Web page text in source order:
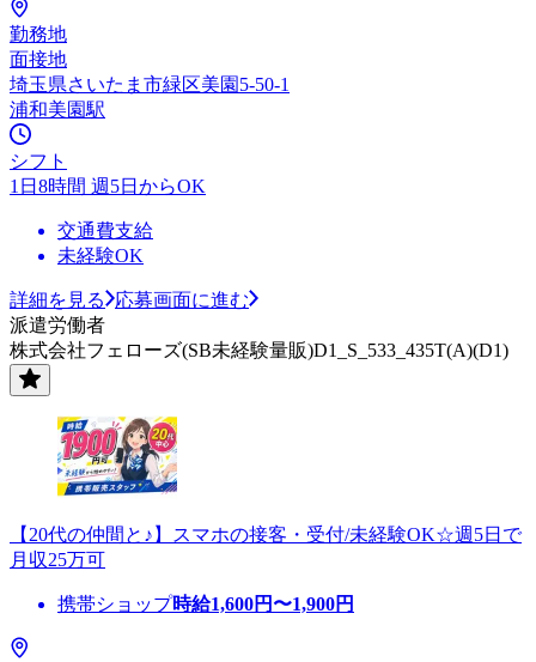
勤務地
面接地
埼玉県さいたま市緑区美園5-50-1
浦和美園駅
シフト
1日8時間 週5日からOK
交通費支給
未経験OK
詳細を見る
応募画面に進む
派遣労働者
株式会社フェローズ(SB未経験量販)D1_S_533_435T(A)(D1)
【20代の仲間と♪】スマホの接客・受付/未経験OK☆週5日で
月収25万可
携帯ショップ時給1,600円〜1,900円